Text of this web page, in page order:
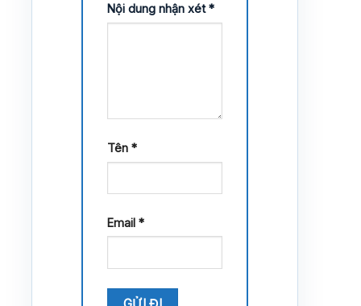
Nội dung nhận xét*
Tên *
Email *